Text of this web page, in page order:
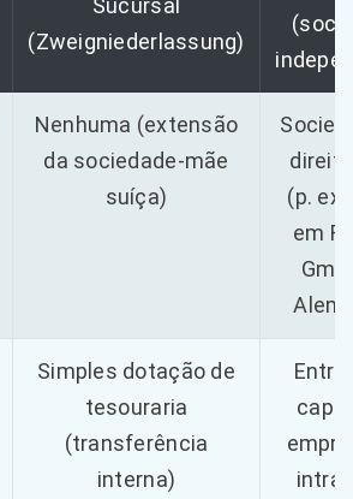
Sucursal
(Zweigniederlassung)
Nenhuma (extensão
da sociedade-mãe
suíça)
(p.
em
Simples dotação de
tesouraria
(transferência
interna)